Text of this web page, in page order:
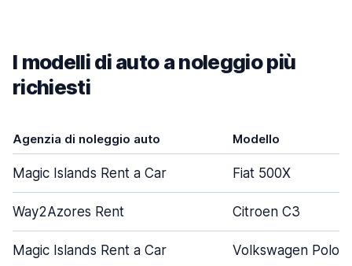
I modelli di auto a noleggio più
richiesti
Agenzia di noleggio auto Modello
Magic Islands Rent a Car Fiat 500X
Way2Azores Rent Citroen C3
Magic Islands Rent a Car Volkswagen Polo